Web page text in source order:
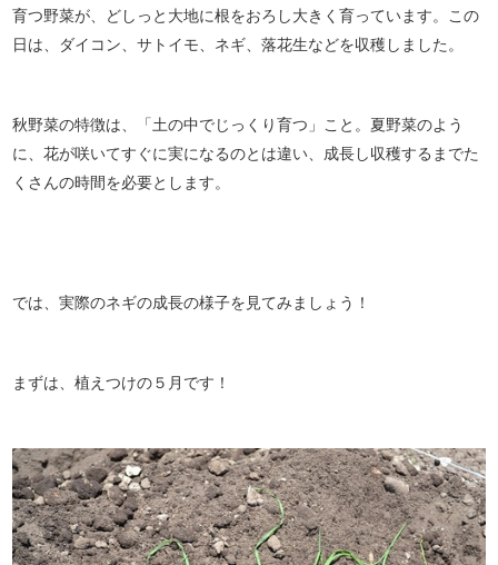
育つ野菜が、どしっと大地に根をおろし大きく育っています。この
日は、ダイコン、サトイモ、ネギ、落花生などを収穫しました。
秋野菜の特徴は、「土の中でじっくり育つ」こと。夏野菜のよう
に、花が咲いてすぐに実になるのとは違い、成長し収穫するまでた
くさんの時間を必要とします。
では、実際のネギの成長の様子を見てみましょう！
まずは、植えつけの５月です！